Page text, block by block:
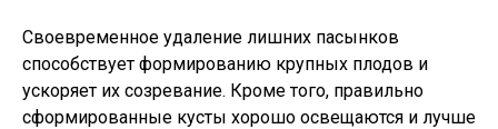
Своевременное удаление лишних пасынков
способствует формированию крупных плодов и
ускоряет их созревание. Кроме того, правильно
сформированные кусты хорошо освещаются и лучше